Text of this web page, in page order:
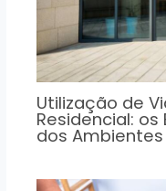
Utilização de
Residencial:
dos Ambientes